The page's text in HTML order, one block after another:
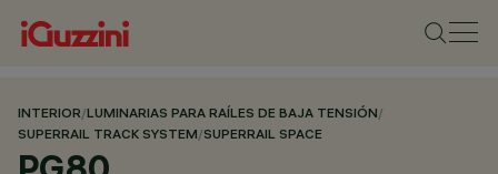
INTERIOR/LUMINARIAS PARA RAÍLES DE BAJA TENSIÓN/
SUPERRAIL TRACK SYSTEM/SUPERRAIL SPACE